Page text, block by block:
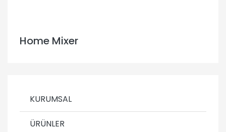
Home Mixer
KURUMSAL
ÜRÜNLER